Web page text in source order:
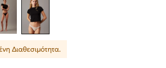
Διαθεσιμότητα.